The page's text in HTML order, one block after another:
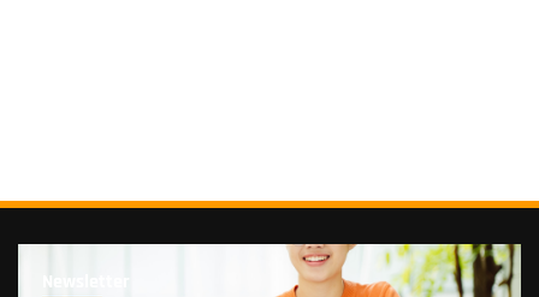
Newsletter